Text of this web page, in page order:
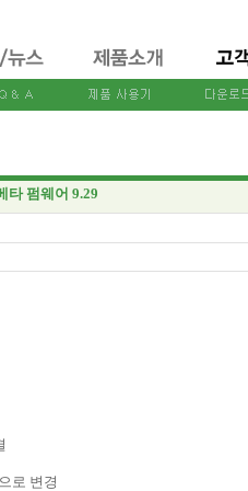
타 펌웨어 9.29
로 변경